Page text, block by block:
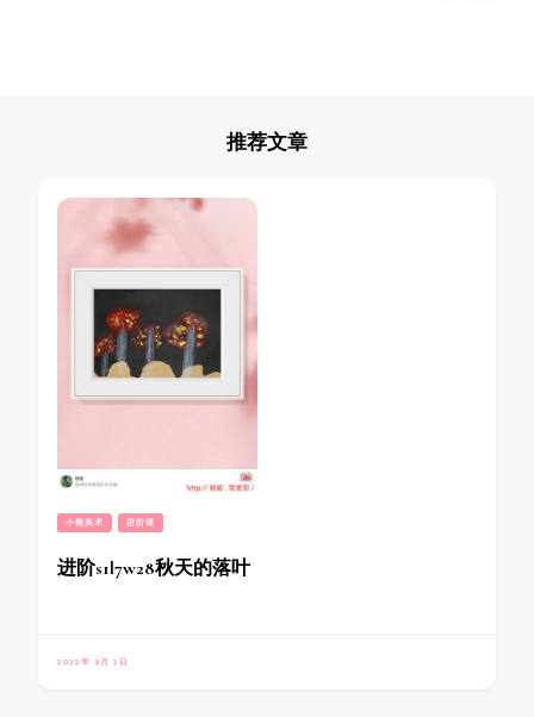
推荐文章
小熊美术 进阶课
进阶s1l7w28秋天的落叶
2022年 9月 2日